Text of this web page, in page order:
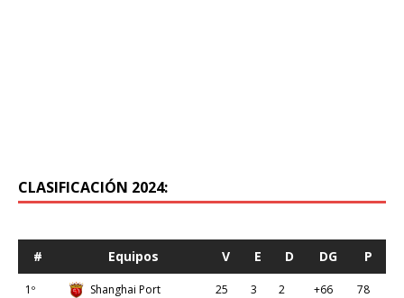
CLASIFICACIÓN 2024:
# Equipos V E D DG P
1º Shanghai Port 25 3 2 +66 78